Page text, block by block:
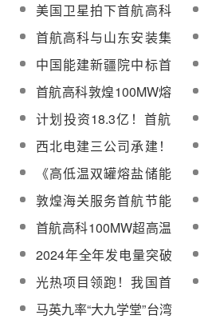
美国卫星拍下首航高科
敦煌光热电站壮观一幕
首航高科与山东安装集
团签署战略合作协议
中国能建新疆院中标首
航昌吉热电200MW熔盐
储能+100MW电化学储
能项目可研及勘察设计
首航高科敦煌100MW熔
盐塔式光热发电站，助
力甘肃打造“新能源”新名
片
计划投资18.3亿！首航
昌吉热电
200MW/800MWh压缩
二氧化碳热泵熔盐储能
项目工程总承包招标
西北电建三公司承建！
大唐石城子 100MW光
热项目主厂房混凝土浇
筑工作完成
《高低温双罐熔盐储能
系统技术要求》等4项团
体标准研制服务项目采
购结果公告
敦煌海关服务首航节能
积极布局光热发电项目
“扩圈出海”
首航高科100MW超高温
二氧化碳热泵储能系统
入选国家级名单，泰安
市打造千万千瓦级“储能
之都”新闻发布会实录
2024年全年发电量突破
2.36亿kWh！探访戈壁
上的“超级镜子发电站”
光热项目领跑！我国首
批CCER正式签发，首
单交易蓄势待发
马英九率“大九学堂”台湾